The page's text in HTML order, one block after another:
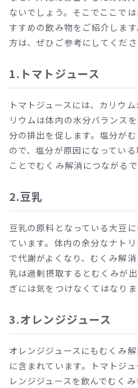
ないでしょう。そこでここで
すすめの飲み物をご紹介しま
方は、ぜひご参考にしてくださ
1. トマトジュース
トマトジュースには、カリウ
リウムは体内の水分バランス
分の排出を促します。塩分が
ので、塩分が原因になってい
ことでむくみ解消につながるで
2.豆乳
豆乳の原料となっている大豆
ています。体内の余分なナト
で代謝がよくなり、むくみ解
乳は過剰摂取するとむくみが
ぎには気をつけなくてはなりま
3.オレンジジュース
オレンジジュースにもむくみ
に含まれています。トマトジ
レンジジュースを飲んでむく